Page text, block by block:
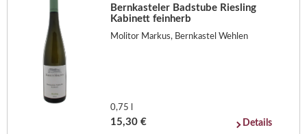
Bernkasteler Badstube Riesling
Kabinett feinherb
Molitor Markus, Bernkastel Wehlen
0,75 l
15,30 € Details